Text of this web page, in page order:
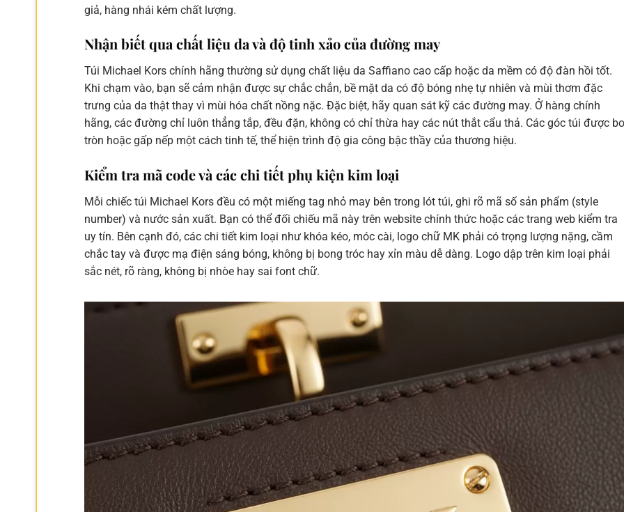
giả, hàng nhái kém chất lượng.
Nhận biết qua chất liệu da và độ tinh xảo của đường may
Túi Michael Kors chính hãng thường sử dụng chất liệu da Saffiano cao cấp hoặc da mềm có độ đàn hồi tốt.
Khi chạm vào, bạn sẽ cảm nhận được sự chắc chắn, bề mặt da có độ bóng nhẹ tự nhiên và mùi thơm đặc
trưng của da thật thay vì mùi hóa chất nồng nặc. Đặc biệt, hãy quan sát kỹ các đường may. Ở hàng chính
hãng, các đường chỉ luôn thẳng tắp, đều đặn, không có chỉ thừa hay các nút thắt cẩu thả. Các góc túi được bo
tròn hoặc gấp nếp một cách tinh tế, thể hiện trình độ gia công bậc thầy của thương hiệu.
Kiểm tra mã code và các chi tiết phụ kiện kim loại
Mỗi chiếc túi Michael Kors đều có một miếng tag nhỏ may bên trong lót túi, ghi rõ mã số sản phẩm (style
number) và nước sản xuất. Bạn có thể đối chiếu mã này trên website chính thức hoặc các trang web kiểm tra
uy tín. Bên cạnh đó, các chi tiết kim loại như khóa kéo, móc cài, logo chữ MK phải có trọng lượng nặng, cầm
chắc tay và được mạ điện sáng bóng, không bị bong tróc hay xỉn màu dễ dàng. Logo dập trên kim loại phải
sắc nét, rõ ràng, không bị nhòe hay sai font chữ.